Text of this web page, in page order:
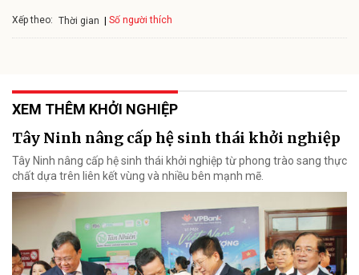
Xếp theo: Thời gian Số người thích
XEM THÊM KHỞI NGHIỆP
Tây Ninh nâng cấp hệ sinh thái khởi nghiệp
Tây Ninh nâng cấp hệ sinh thái khởi nghiệp từ phong trào sang thực
chất dựa trên liên kết vùng và nhiều bên mạnh mẽ.